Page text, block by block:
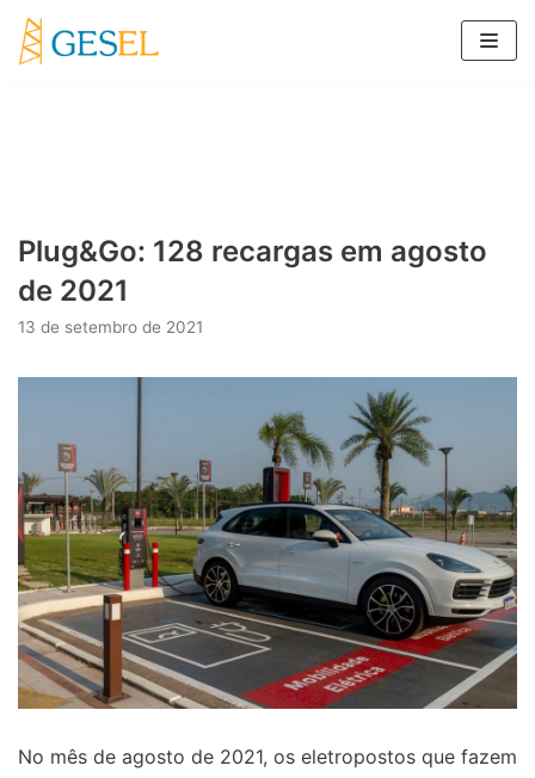
Pular
para
Plug&Go: 128 recargas em agosto
de 2021
13 de setembro de 2021
No mês de agosto de 2021, os eletropostos que fazem